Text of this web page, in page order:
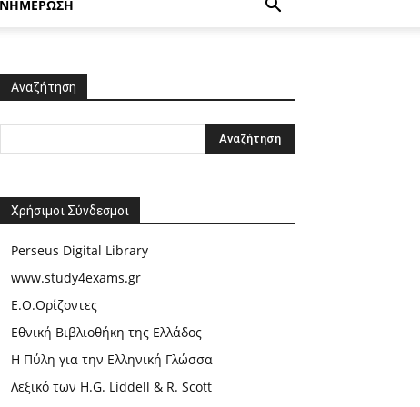
Αναζήτηση
Χρήσιμοι Σύνδεσμοι
Perseus Digital Library
www.study4exams.gr
Ε.Ο.Ορίζοντες
Εθνική Βιβλιοθήκη της Ελλάδος
Η Πύλη για την Ελληνική Γλώσσα
Λεξικό των H.G. Liddell & R. Scott